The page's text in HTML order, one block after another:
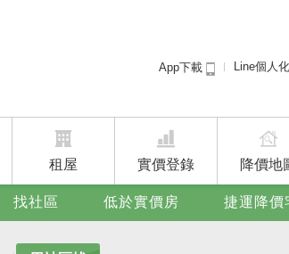
App下載 Line個人
租屋 實價登錄 降價地
找社區 低於實價房 捷運降價